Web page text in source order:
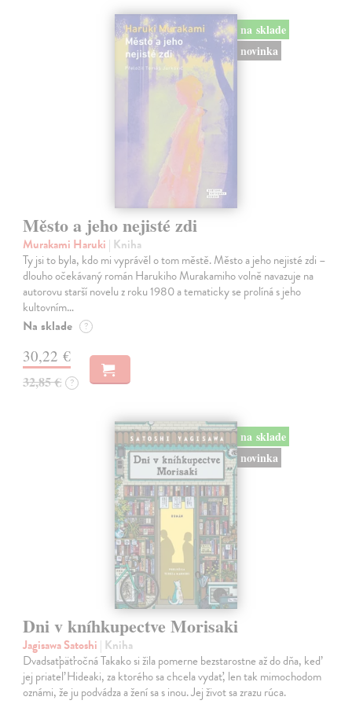
na sklade
novinka
Město a jeho nejisté zdi
Murakami Haruki | Kniha
Ty jsi to byla, kdo mi vyprávěl o tom městě. Město a jeho nejisté zdi –
dlouho očekávaný román Harukiho Murakamiho volně navazuje na
autorovu starší novelu z roku 1980 a tematicky se prolíná s jeho
kultovním…
Na sklade ?
30,22 €
32,85 € ?
na sklade
novinka
Dni v kníhkupectve Morisaki
Jagisawa Satoshi | Kniha
Dvadsaťpäťročná Takako si žila pomerne bezstarostne až do dňa, keď
jej priateľ Hideaki, za ktorého sa chcela vydať, len tak mimochodom
oznámi, že ju podvádza a žení sa s inou. Jej život sa zrazu rúca.